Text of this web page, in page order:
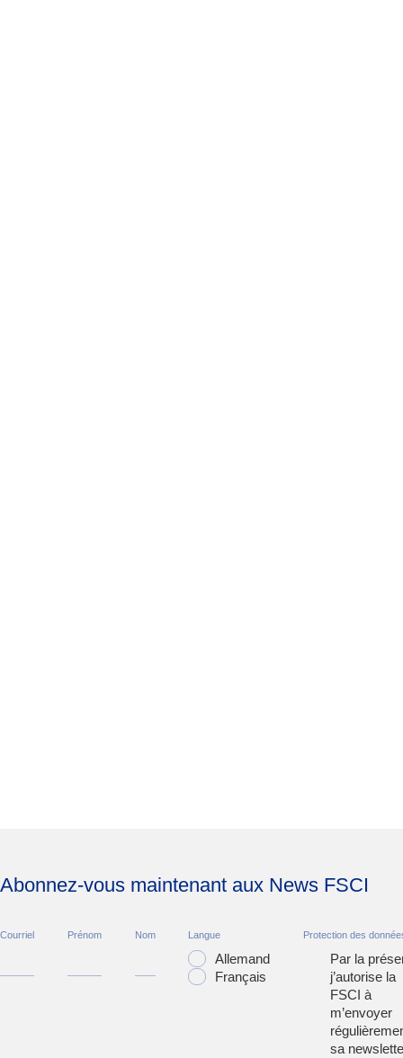
Abonnez-vous maintenant aux News FSCI
Courriel Prénom Nom Langue
Allemand
Français
Protection des
Par la
j’autorise la
FSCI à
m’envoyer
sa